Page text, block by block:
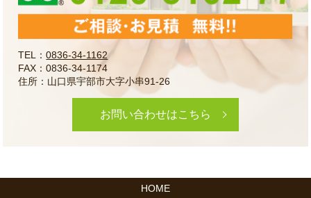
TEL：0836-34-1162
FAX：0836-34-1174
住所：山口県宇部市大字小串91-26
お問い合わせはこちら
HOME